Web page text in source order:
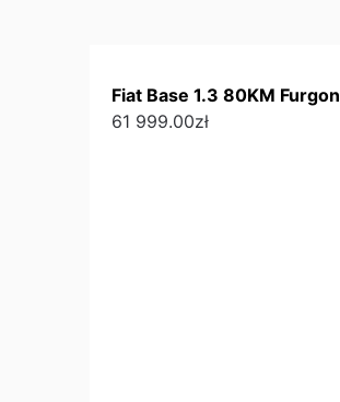
Fiat Base 1.3 80KM Furgon
61 999.00zł